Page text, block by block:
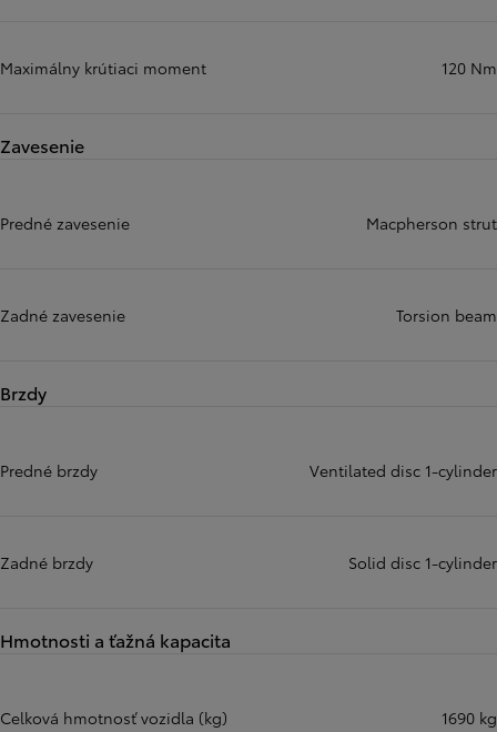
Maximálny krútiaci moment 120 Nm
Zavesenie
Predné zavesenie Macpherson strut
Zadné zavesenie Torsion beam
Brzdy
Predné brzdy Ventilated disc 1-cylinder
Zadné brzdy Solid disc 1-cylinder
Hmotnosti a ťažná kapacita
Celková hmotnosť vozidla (kg) 1690 kg